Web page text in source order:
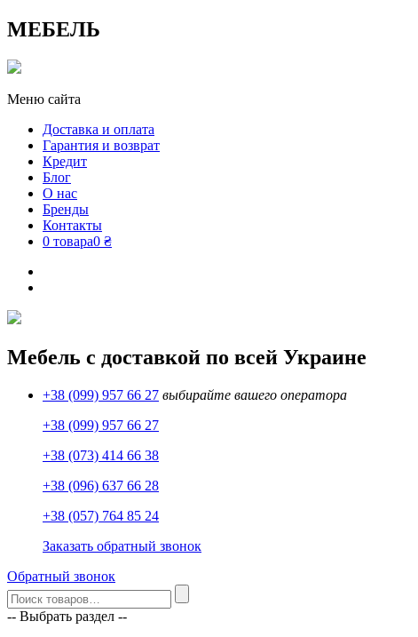
МЕБЕЛЬ
Меню сайта
Доставка и оплата
Гарантия и возврат
Кредит
Блог
О нас
Бренды
Контакты
0 товара0 ₴
Мебель с доставкой по всей Украине
+38 (099) 957 66 27 выбирайте вашего оператора
+38 (099) 957 66 27
+38 (073) 414 66 38
+38 (096) 637 66 28
+38 (057) 764 85 24
Заказать обратный звонок
Обратный звонок
-- Выбрать раздел --